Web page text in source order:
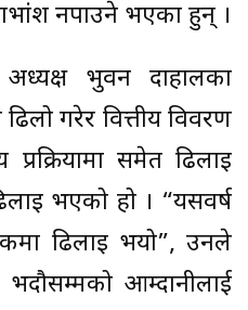
नपाउने भएका हुन् ।
भुवन दाहालका
गरेर वित्तीय विवरण
समेत ढिलाइ
भएको हो । “यसवर्ष
ढिलाइ भयो”, उनले
आम्दानीलाई